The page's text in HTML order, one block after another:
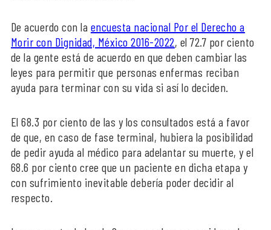
De acuerdo con la encuesta nacional Por el Derecho a
Morir con Dignidad, México 2016-2022, el 72.7 por ciento
de la gente está de acuerdo en que deben cambiar las
leyes para permitir que personas enfermas reciban
ayuda para terminar con su vida si así lo deciden.
El 68.3 por ciento de las y los consultados está a favor
de que, en caso de fase terminal, hubiera la posibilidad
de pedir ayuda al médico para adelantar su muerte, y el
68.6 por ciento cree que un paciente en dicha etapa y
con sufrimiento inevitable debería poder decidir al
respecto.